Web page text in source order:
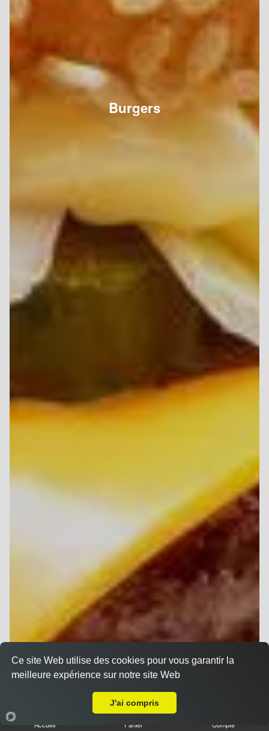
Burgers
Accueil Panier Compte
Ce site Web utilise des cookies pour vous garantir la
meilleure expérience sur notre site Web
J'ai compris